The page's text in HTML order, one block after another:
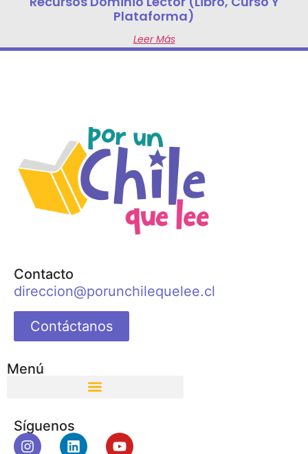
Plataforma)
Leer Más
Contacto
direccion@porunchilequelee.cl
Contáctanos
Menú
Síguenos